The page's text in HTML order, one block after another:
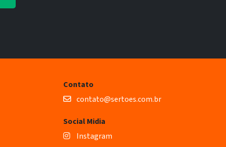
Contato
contato@sertoes.com.br
Social Midia
Instagram